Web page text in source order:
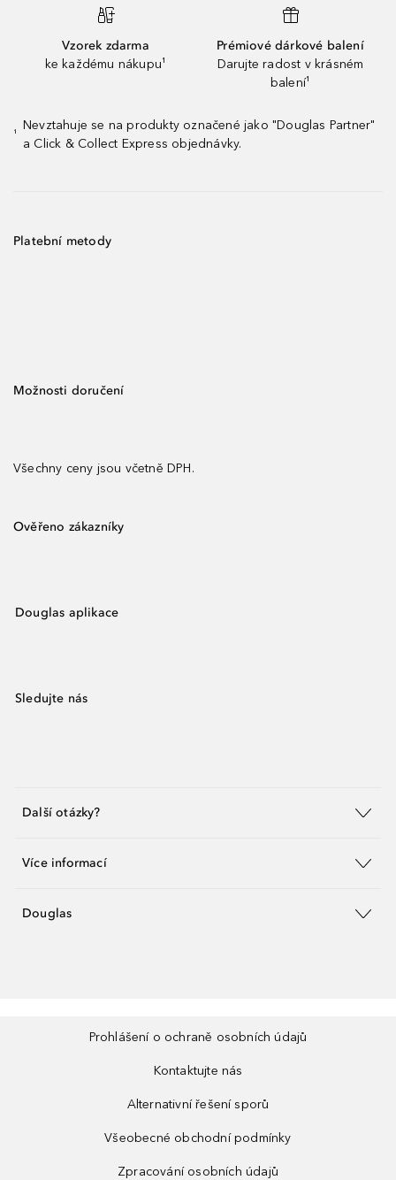
Vzorek zdarma
ke každému nákupu¹
Prémiové dárkové balení
Darujte radost v krásném
balení¹
¹
Nevztahuje se na produkty označené jako "Douglas Partner"
a Click & Collect Express objednávky.
Platební metody
Možnosti doručení
Všechny ceny jsou včetně DPH.
Ověřeno zákazníky
Douglas aplikace
Sledujte nás
Další otázky?
Více informací
Douglas
Prohlášení o ochraně osobních údajů
Kontaktujte nás
Alternativní řešení sporů
Všeobecné obchodní podmínky
Zpracování osobních údajů